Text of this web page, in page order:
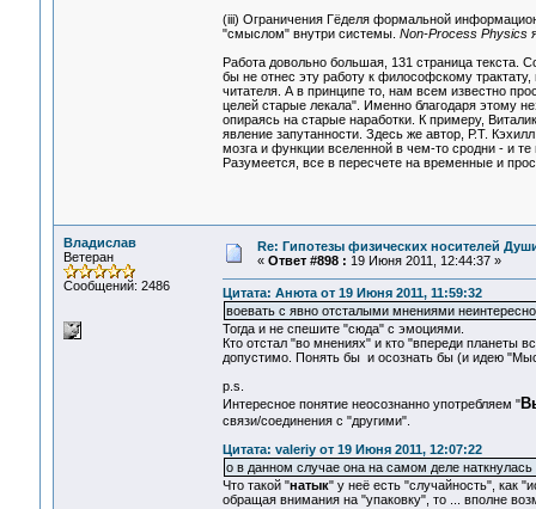
(iii) Ограничения Гёделя формальной
"смыслом" внутри системы. Non-Process Physics
Работа довольно большая, 131 страница
бы не отнес эту работу к философскому
читателя. А в принципе то, нам всем известно
целей старые лекала". Именно благодаря этому
опираясь на старые наработки. К примеру,
явление запутанности. Здесь же автор, Р.Т.
мозга и функции вселенной в чем-то сродни - и
Разумеется, все в пересчете на временные и
Владислав
Ветеран
Сообщений: 2486
Re: Гипотезы физических носителей
« Ответ #898 : 19 Июня 2011, 12:44:37 »
Цитата: Анюта от 19 Июня 2011, 11:59:32
воевать с явно отсталыми мнениями
Тогда и не спешите "сюда" с эмоциями.
Кто отстал "во мнениях" и кто "впереди планеты
допустимо. Понять бы и осознать бы (и идею
p.s.
Интересное понятие неосознанно употребляем "
связи/соединения с "другими".
Цитата: valeriy от 19 Июня 2011, 12:07:22
о в данном случае она на самом деле наткнулась
Что такой "натык" у неё есть "случайность", как
обращая внимания на "упаковку", то ... вполне